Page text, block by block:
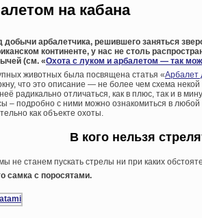
на кабана
добычи арбалетчика, решившего заняться
континенте, у нас не столь
(см. «Охота с луком и арбалетом — так
животных была посвящена статья «Арбалет
что это описание — не более чем схема
радикально отличаться, как в плюс, так и в
– подробно с ними можно ознакомиться в
как объекте охоты.
В кого нельзя
не станем пускать стрелы ни при каких
самка с поросятами.